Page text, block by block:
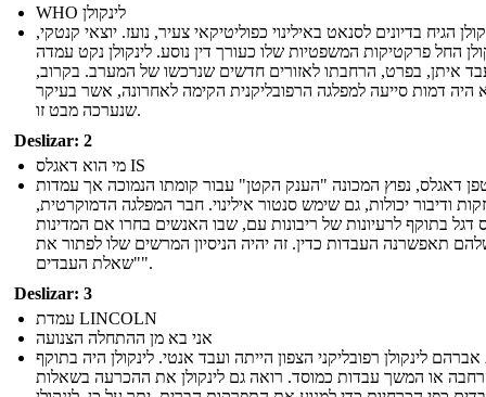
WHO לינקולן
הגיח בדיונים לסנאט באילינוי כפוליטיקאי צעיר, נועז. יוצאי קנטקי,
החל פרקטיקות המשפטיות שלו כעורך דין נוסע. לינקולן נקט עמדה
איתן, בפרט, הרחבתו לאזורים חדשים שנרכשו של המערב. בקרוב,
היה דמות סייעה למפלגה הרפובליקנית הקימה לאחרונה, אשר בעיקר
שנערכה מבט זו.
Deslizar: 2
מי הוא דאגלס IS
דאגלס, נפוץ המכונה "הענק הקטן" עבור קומתו הנמוכה אך עמדות
ודיבור יכולות, גם שימש סנטור אילינוי. חבר המפלגה הדמוקרטית,
דגל בתוקף לרעיונות של ריבונות עם, שבו האנשים בחרו אם המדינות
תאפשרנה העבדות כדין. זה יהיה הניסיון המרשים שלו לפתור את
"שאלת העבדים".
Deslizar: 3
עמדת LINCOLN
אני בא מן ההתחלה הצנועה
לינקולן רפובליקני הצפון הייתה ועבד אנטי. לינקולן היה בתוקף
או המשך עבדות כמוסד. רואה גם לינקולן את ההכרעה בשאלות